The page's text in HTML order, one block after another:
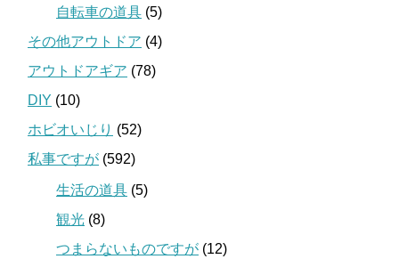
自転車の道具 (5)
その他アウトドア (4)
アウトドアギア (78)
DIY (10)
ホビオいじり (52)
私事ですが (592)
生活の道具 (5)
観光 (8)
つまらないものですが (12)